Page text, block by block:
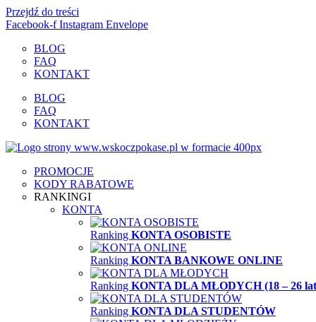
Przejdź do treści
Facebook-f Instagram Envelope
BLOG
FAQ
KONTAKT
BLOG
FAQ
KONTAKT
PROMOCJE
KODY RABATOWE
RANKINGI
KONTA
Ranking KONTA OSOBISTE
Ranking KONTA BANKOWE ONLINE
Ranking KONTA DLA MŁODYCH (18 – 26
Ranking KONTA DLA STUDENTÓW